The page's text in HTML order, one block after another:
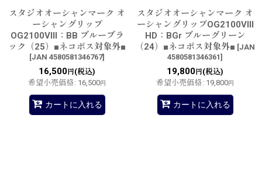
スタジオオーシャンマーク オ
ーシャングリップ
OG2100VIII：BB ブルーブラ
ック（25）■ネコポス対象外■
[JAN 4580581346767]
16,500 円(税込)
希望小売価格: 16,500円
カートに入れる
スタジオオーシャンマーク オ
ーシャングリップOG2100VIII
HD：BGr ブルーグリーン
（24）■ネコポス対象外■ [JAN
4580581346361]
19,800 円(税込)
希望小売価格: 19,800円
カートに入れる